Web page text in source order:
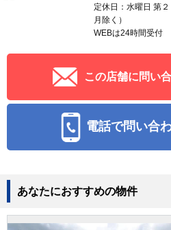
定休日：水曜日 第
月除く）
WEBは24時間受付
この店舗に問い
電話で問い合
あなたにおすすめの物件